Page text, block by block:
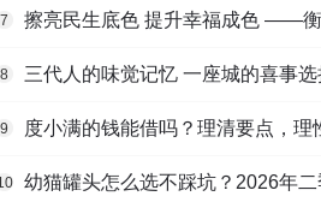
7 擦亮民生底色 提升幸福成色 ——衡水民政事业
8 三代人的味觉记忆 一座城的喜事选择 ——欣念饺子二
9 度小满的钱能借吗？理清要点，理性选
幼猫罐头怎么选不踩坑？2026年二季度五大品